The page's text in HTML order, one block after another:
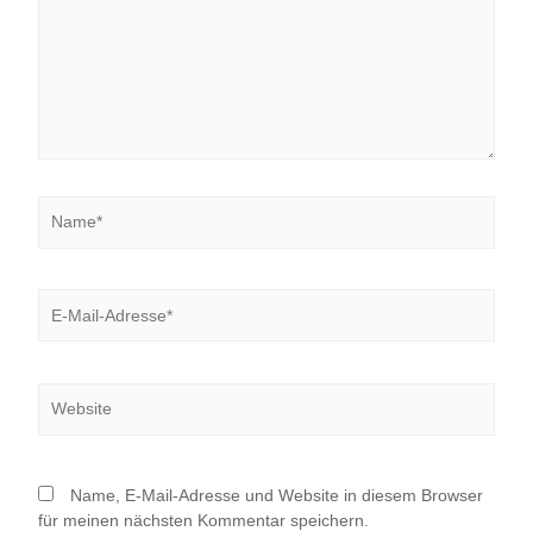
Mail-
Name, E-Mail-Adresse und Website in diesem Browser
für meinen nächsten Kommentar speichern.